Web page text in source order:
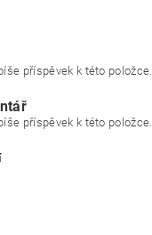
příspěvek k této položce.
příspěvek k této položce.